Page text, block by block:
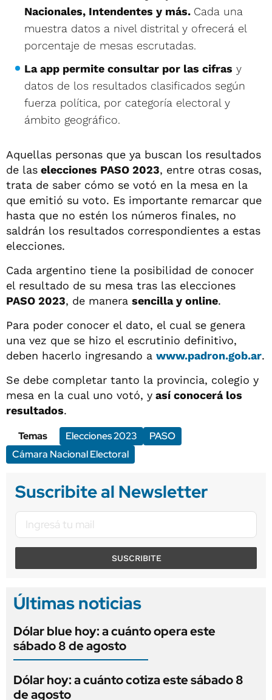
Nacionales, Intendentes y más. Cada una
muestra datos a nivel distrital y ofrecerá el
porcentaje de mesas escrutadas.
La app permite consultar por las cifras y
datos de los resultados clasificados según
fuerza política, por categoría electoral y
ámbito geográfico.
Aquellas personas que ya buscan los resultados
de las elecciones PASO 2023, entre otras cosas,
trata de saber cómo se votó en la mesa en la
que emitió su voto. Es importante remarcar que
hasta que no estén los números finales, no
saldrán los resultados correspondientes a estas
elecciones.
Cada argentino tiene la posibilidad de conocer
el resultado de su mesa tras las elecciones
PASO 2023, de manera sencilla y online.
Para poder conocer el dato, el cual se genera
una vez que se hizo el escrutinio definitivo,
deben hacerlo ingresando a www.padron.gob.ar.
Se debe completar tanto la provincia, colegio y
mesa en la cual uno votó, y así conocerá los
resultados.
Temas
Elecciones 2023
PASO
Cámara Nacional Electoral
Suscribite al Newsletter
SUSCRIBITE
Últimas noticias
Dólar blue hoy: a cuánto opera este
sábado 8 de agosto
Dólar hoy: a cuánto cotiza este sábado 8
de agosto